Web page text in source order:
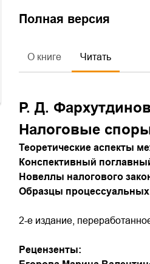
Полная версия
О книге Читать
Р. Д.
Налоговые
Теоретические аспекты
Конспективный
Новеллы налогового
Образцы
2-е издание,
Рецензенты: